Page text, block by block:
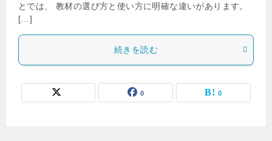
とでは、 教材の選び方と使い方に明確な違いがあります。
[…]
続きを読む
0 0